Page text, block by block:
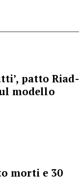
patto Riad-
modello
morti e 30